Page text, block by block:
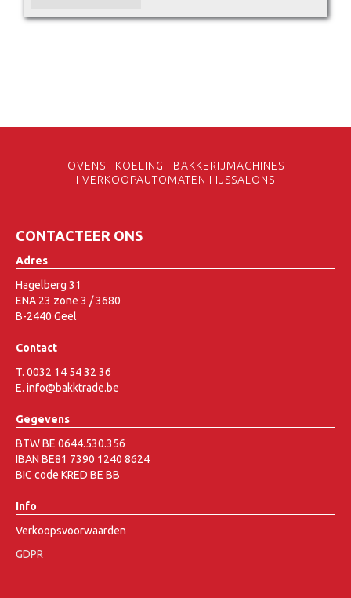
OVENS I KOELING I BAKKERIJMACHINES
I VERKOOPAUTOMATEN I IJSSALONS
CONTACTEER ONS
Adres
Hagelberg 31
ENA 23 zone 3 / 3680
B-2440 Geel
Contact
T. 0032 14 54 32 36
E. info@bakktrade.be
Gegevens
BTW BE 0644.530.356
IBAN BE81 7390 1240 8624
BIC code KRED BE BB
Info
Verkoopsvoorwaarden
GDPR